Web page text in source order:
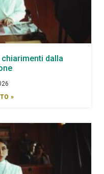
dalla
»